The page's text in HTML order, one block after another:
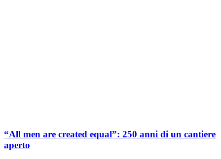
“All men are created equal”: 250 anni di un cantiere
aperto